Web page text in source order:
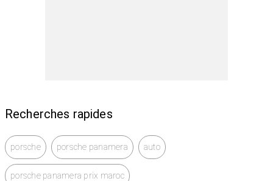
Recherches rapides
porsche porsche panamera auto
porsche panamera prix maroc